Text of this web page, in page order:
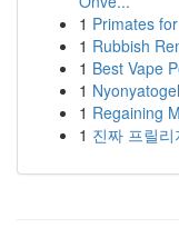
1 Primates
1 Rubbish
1 Best Vape
1
1 Regaining
1 진짜 프릴